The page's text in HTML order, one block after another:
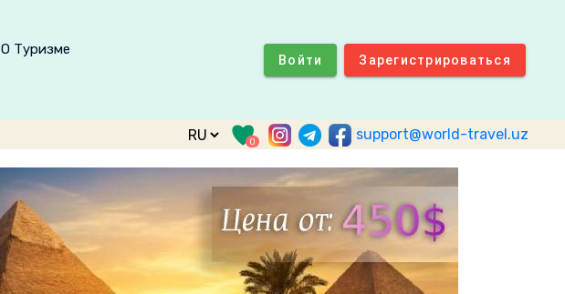
О Туризме
Войти Зарегистрироваться
0 support@world-travel.uz